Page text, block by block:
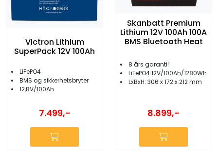
Victron Lithium
SuperPack 12V 100Ah
LiFePO4
BMS og sikkerhetsbryter
12,8V/100Ah
7.499,-
Skanbatt Premium
Lithium 12V 100Ah 100A
BMS Bluetooth Heat
8 års garanti!
LiFePO4 12V/100Ah/1280Wh
LxBxH: 306 x 172 x 212 mm
8.899,-